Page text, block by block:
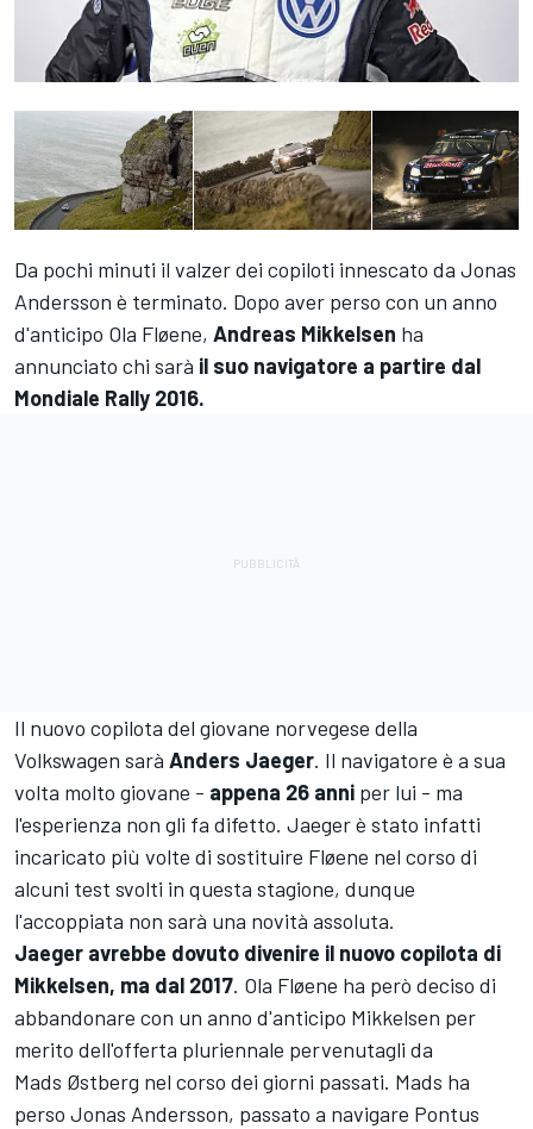
Da pochi minuti il valzer dei copiloti innescato da Jonas
Andersson è terminato. Dopo aver perso con un anno
d'anticipo Ola Fløene, Andreas Mikkelsen ha
annunciato chi sarà il suo navigatore a partire dal
Mondiale Rally 2016.
Il nuovo copilota del giovane norvegese della
Volkswagen sarà Anders Jaeger. Il navigatore è a sua
volta molto giovane - appena 26 anni per lui - ma
l'esperienza non gli fa difetto. Jaeger è stato infatti
incaricato più volte di sostituire Fløene nel corso di
alcuni test svolti in questa stagione, dunque
l'accoppiata non sarà una novità assoluta.
Jaeger avrebbe dovuto divenire il nuovo copilota di
Mikkelsen, ma dal 2017. Ola Fløene ha però deciso di
abbandonare con un anno d'anticipo Mikkelsen per
merito dell'offerta pluriennale pervenutagli da
Mads Østberg nel corso dei giorni passati. Mads ha
perso Jonas Andersson, passato a navigare Pontus